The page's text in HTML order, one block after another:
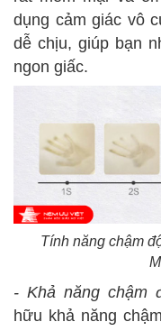
dụng cảm giác vô
dễ chịu, giúp bạn
ngon giấc.
Tính năng chậm
- Khả năng chậm
hữu khả năng